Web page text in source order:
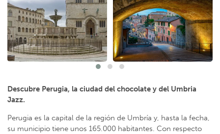
Descubre Perugia, la ciudad del chocolate y del Umbria
Jazz.
Perugia es la capital de la región de Umbría y, hasta la fecha,
su municipio tiene unos 165.000 habitantes. Con respecto